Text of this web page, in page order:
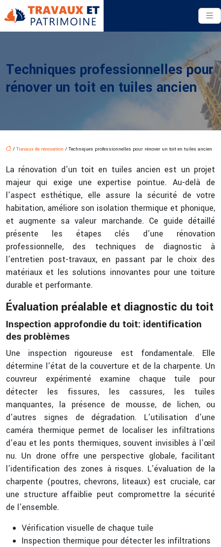
Techniques professionnelles pour
rénover un toit en tuiles ancien
/Travaux de rénovation / Techniques professionnelles pour rénover un toit en tuiles ancien
La rénovation d’un toit en tuiles ancien est un projet
majeur qui exige une expertise pointue. Au-delà de
l’aspect esthétique, elle assure la sécurité de votre
habitation, améliore son isolation thermique et phonique,
et augmente sa valeur marchande. Ce guide détaillé
présente les étapes clés d’une rénovation
professionnelle, des techniques de diagnostic à
l’entretien post-travaux, en passant par le choix des
matériaux et les solutions innovantes pour une toiture
durable et performante.
Évaluation préalable et diagnostic du toit
Inspection approfondie du toit: identification
des problèmes
Une inspection rigoureuse est fondamentale. Elle
détermine l’état de la couverture et de la charpente. Un
couvreur expérimenté examine chaque tuile pour
détecter les fissures, les cassures, les tuiles
manquantes, la présence de mousse, de lichen, ou
d’autres signes de dégradation. L’utilisation d’une
caméra thermique permet de localiser les infiltrations
d’eau et les ponts thermiques, souvent invisibles à l’œil
nu. Un drone offre une perspective globale, facilitant
l’identification des zones à risques. L’évaluation de la
charpente (poutres, chevrons, liteaux) est cruciale, car
une structure affaiblie peut compromettre la sécurité
de l’ensemble.
Vérification visuelle de chaque tuile
Inspection thermique pour détecter les infiltrations